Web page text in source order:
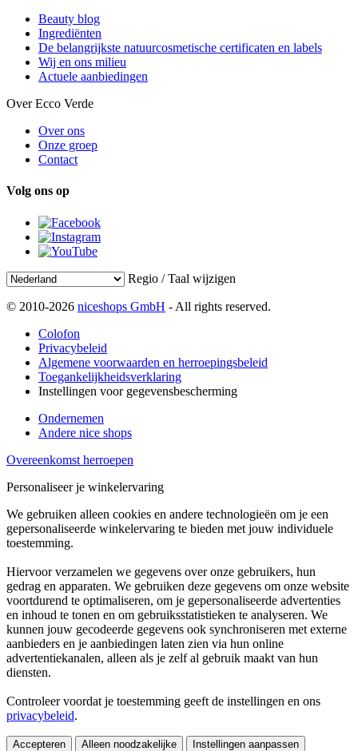
Beauty blog
Ingrediënten
De belangrijkste natuurcosmetische certificaten en labels
Wij en ons milieu
Actuele aanbiedingen
Over Ecco Verde
Over ons
Onze groep
Contact
Volg ons op
Regio / Taal wijzigen
© 2010-2026 niceshops GmbH - All rights reserved.
Colofon
Privacybeleid
Algemene voorwaarden en herroepingsbeleid
Toegankelijkheidsverklaring
Instellingen voor gegevensbescherming
Ondernemen
Andere nice shops
Overeenkomst herroepen
Personaliseer je winkelervaring
We gebruiken alleen cookies en andere technologieën om je een
gepersonaliseerde winkelervaring te bieden met jouw individuele
toestemming.
Hiervoor verzamelen we gegevens over onze gebruikers, hun
gedrag en apparaten. We gebruiken deze gegevens om onze website
voortdurend te optimaliseren, om je gepersonaliseerde advertenties
en inhoud te tonen en om gebruiksstatistieken te analyseren. We
kunnen jouw gecodeerde gegevens ook synchroniseren met externe
aanbieders en je aanbiedingen laten zien via hun online
advertentiekanalen, alleen als je zelf al gebruik maakt van hun
diensten.
Controleer voordat je toestemming geeft de instellingen en ons
privacybeleid.
Accepteren Alleen noodzakelijke Instellingen aanpassen